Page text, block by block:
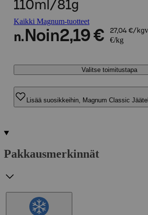
110ml/81g
Kaikki Magnum-tuotteet
n. Noin2,19 € 27,04 €/kg
€/kg
Valitse toimitustapa
Lisää suosikkeihin, Magnum Classic
Pakkausmerkinnät